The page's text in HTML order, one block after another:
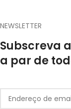
NEWSLETTER
Subscreva
a par de